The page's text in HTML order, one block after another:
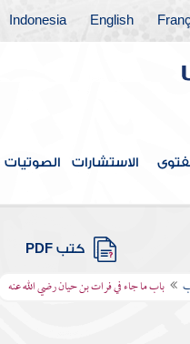
English
Indonesia
الاستشارات الصوتيات
كتب PDF
باب ما جاء في فرات بن حيان رضي الله عنه